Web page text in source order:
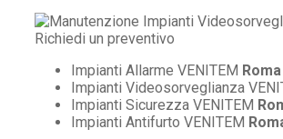
Impianti Allarme VENITEM Roma
Impianti Videosorveglianza
Impianti Sicurezza VENITEM
Impianti Antifurto VENITEM